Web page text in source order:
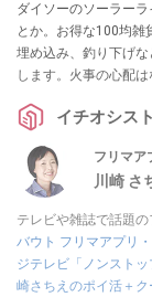
ダイソーのソーラー
とか。お得な100均雑
埋め込み、釣り下げ
します。火事の心配
イチオシスト
フリマア
川崎 さ
テレビや雑誌で話題
バウト フリマアプリ
ジテレビ「ノンストッ
崎さちえのポイ活＋